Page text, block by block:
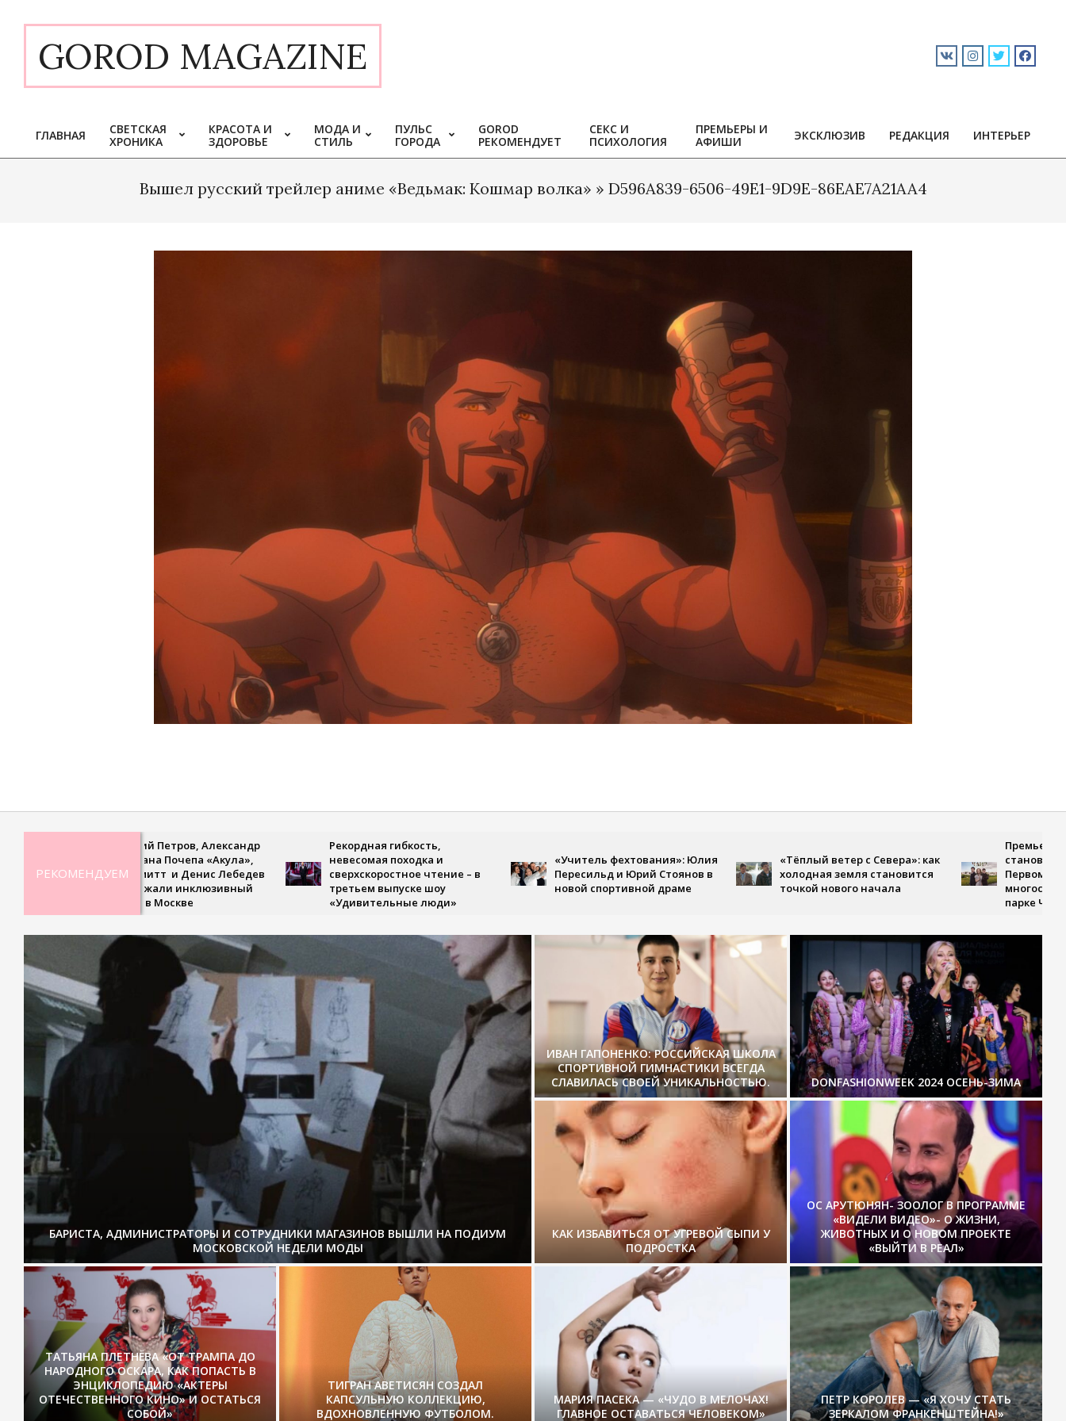
contentGOROD MAGAZINE
Primary
Navigation
ГЛАВНАЯ
СВЕТСКАЯ
ХРОНИКА
КРАСОТА И
ЗДОРОВЬЕ
МОДА И
СТИЛЬ
ПУЛЬС
ГОРОДА
GOROD
РЕКОМЕНДУЕТ
СЕКС И
ПСИХОЛОГИЯ
ПРЕМЬЕРЫ И
АФИШИ
ЭКСКЛЮЗИВ РЕДАКЦИЯ ИНТЕРЬЕР
Вышел русский трейлер аниме «Ведьмак: Кошмар волка» » D596A839-6506-49E1-9D9E-86EAE7A21AA4
08-
РЕКОМЕНДУЕМ
Дмитрий Петров, Александр
Ян, Оксана Почепа «Акула»,
Кира Смитт и Денис Лебедев
поддержали инклюзивный
турнир в Москве
Рекордная гибкость,
невесомая походка и
сверхскоростное чтение – в
третьем выпуске шоу
«Удивительные люди»
«Учитель фехтования»: Юлия
Пересильд и Юрий Стоянов в
новой спортивной драме
«Тёплый ветер с Севера»: как
холодная земля становится
точкой нового начала
Премьера, где
становится
Первом канале
многосерийная
парке Чаир»
БАРИСТА, АДМИНИСТРАТОРЫ И СОТРУДНИКИ МАГАЗИНОВ ВЫШЛИ НА ПОДИУМ
МОСКОВСКОЙ НЕДЕЛИ МОДЫ
ИВАН ГАПОНЕНКО: РОССИЙСКАЯ ШКОЛА
СПОРТИВНОЙ ГИМНАСТИКИ ВСЕГДА
СЛАВИЛАСЬ СВОЕЙ УНИКАЛЬНОСТЬЮ.
DONFASHIONWEEK 2024 ОСЕНЬ-ЗИМА
КАК ИЗБАВИТЬСЯ ОТ УГРЕВОЙ СЫПИ У
ПОДРОСТКА
ОС АРУТЮНЯН- ЗООЛОГ В ПРОГРАММЕ
«ВИДЕЛИ ВИДЕО»- О ЖИЗНИ,
ЖИВОТНЫХ И О НОВОМ ПРОЕКТЕ
«ВЫЙТИ В РЕАЛ»
ТАТЬЯНА ПЛЕТНЁВА «ОТ ТРАМПА ДО
НАРОДНОГО ОСКАРА, КАК ПОПАСТЬ В
ЭНЦИКЛОПЕДИЮ «АКТЕРЫ
ОТЕЧЕСТВЕННОГО КИНО» И ОСТАТЬСЯ
СОБОЙ»
ТИГРАН АВЕТИСЯН СОЗДАЛ
КАПСУЛЬНУЮ КОЛЛЕКЦИЮ,
ВДОХНОВЛЕННУЮ ФУТБОЛОМ.
МАРИЯ ПАСЕКА — «ЧУДО В МЕЛОЧАХ!
ГЛАВНОЕ ОСТАВАТЬСЯ ЧЕЛОВЕКОМ»
ПЕТР КОРОЛЕВ — «Я ХОЧУ СТАТЬ
ЗЕРКАЛОМ ФРАНКЕНШТЕЙНА!»